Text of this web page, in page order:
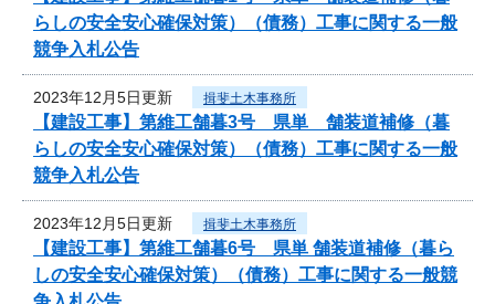
らしの安全安心確保対策）（債務）工事に関する一般
競争入札公告
2023年12月5日更新 揖斐土木事務所
【建設工事】第維工舗暮3号 県単 舗装道補修（暮
らしの安全安心確保対策）（債務）工事に関する一般
競争入札公告
2023年12月5日更新 揖斐土木事務所
【建設工事】第維工舗暮6号 県単 舗装道補修（暮ら
しの安全安心確保対策）（債務）工事に関する一般競